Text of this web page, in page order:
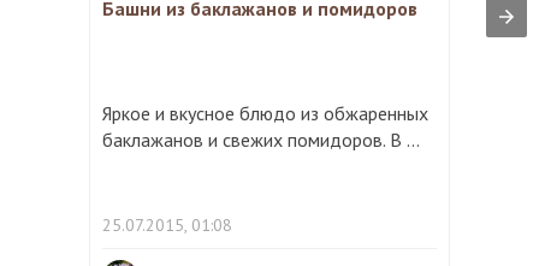
Башни из баклажанов и помидоров
Яркое и вкусное блюдо из обжаренных
баклажанов и свежих помидоров. В ...
25.07.2015, 01:08